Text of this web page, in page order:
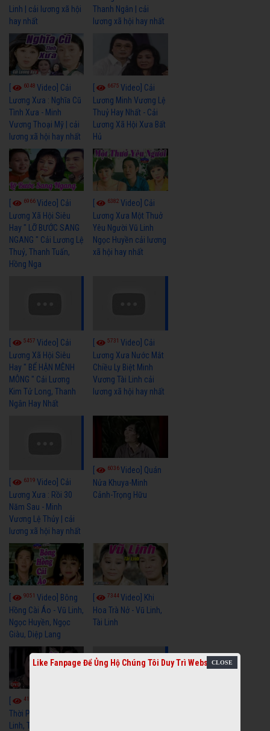
Linh | cải lương xã hội
hay nhất
Thanh Ngân | cải
lương xã hội hay nhất
6048 Video] Cải
Lương Xưa : Nghĩa Cũ
Tình Xưa - Minh
Vương Thoại Mỹ | cải
lương xã hội hay nhất
6675Video] Cải
Lương Minh Vương Lệ
Thuỷ Hay Nhất - Cải
Lương Xã Hội Xưa Bất
Hủ
6966Video] Cải
Lương Xã Hội Siêu
Hay " LỠ BƯỚC SANG
NGANG " Cải Lương Lệ
Thuỷ, Thanh Tuấn,
Hồng Nga
6382Video] Cải
Lương Xưa Một Thuở
Yêu Người Vũ Linh
Ngọc Huyền cải lương
xã hội hay nhất
5457 Video] Cải
Lương Xã Hội Siêu
Hay " BỂ HẬN MÊNH
MÔNG " Cải Lương
Kim Tử Long, Thanh
Ngân Hay Nhất
5731Video] Cải
Lương Xưa Nước Mắt
Chiều Ly Biệt Minh
Vương Tài Linh cải
lương xã hội hay nhất
6319 Video] Cải
Lương Xưa : Rồi 30
Năm Sau - Minh
Vương Lệ Thủy | cải
lương xã hội hay nhất
6036Video] Quán
Nửa Khuya-Minh
Cảnh-Trọng Hữu
9051 Video] Bông
Hồng Cài Áo - Vũ Linh,
Ngọc Huyền, Ngọc
Giàu, Diệp Lang
7344Video] Khi
Hoa Trà Nở - Vũ Linh,
Tài Linh
4108
Thời Phóng Đãng - Vũ
Linh, Tài Linh, Chí Linh
Like Fanpage Để Ủng Hộ Chúng Tôi Duy Trì Website